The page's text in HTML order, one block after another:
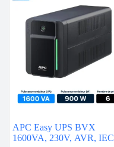
APC Easy UPS BVX
1600VA, 230V, AVR, IEC